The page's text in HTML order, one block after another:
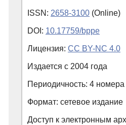
ISSN: 2658-3100 (Online)
DOI: 10.17759/bppe
Лицензия: CC BY-NC 4.0
Издается с 2004 года
Периодичность: 4 номера
Формат: сетевое издание
Доступ к электронным